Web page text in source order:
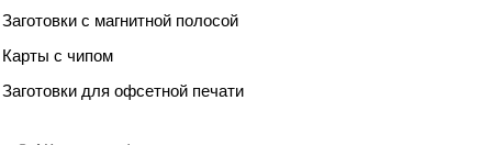
Заготовки с магнитной полосой
Карты с чипом
Заготовки для офсетной печати